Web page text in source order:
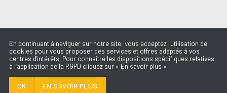
En continuant à naviguer sur notre site, vous acceptez l'utilisation de
cookies pour vous proposer des services et offres adaptés à vos
centres d'intérêts. Pour connaître les dispositions spécifiques relatives
à l’application de la RGPD cliquez sur « En savoir plus »
OK EN SAVOIR PLUS